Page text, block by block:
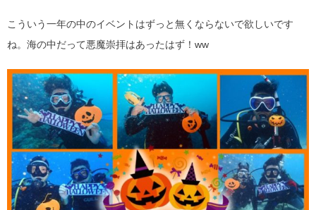
こういう一年の中のイベントはずっと無くならないで欲しいです
ね。海の中だって悪魔崇拝はあったはず！ww